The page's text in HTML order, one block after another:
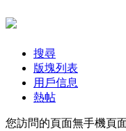
搜尋
版塊列表
用戶信息
熱帖
您訪問的頁面無手機頁